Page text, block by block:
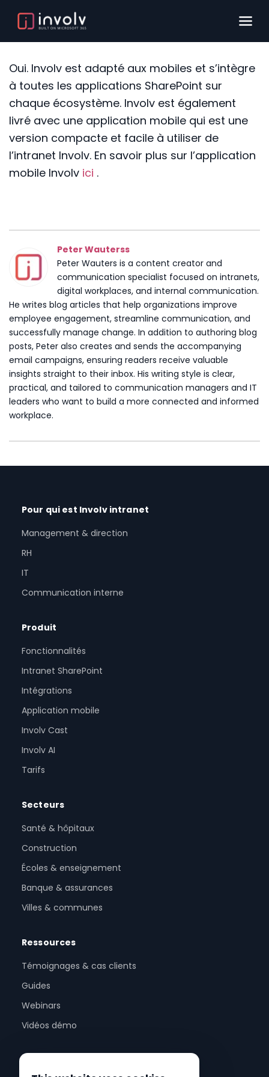
Oui. Involv est adapté aux mobiles et s’intègre
à toutes les applications SharePoint sur
chaque écosystème. Involv est également
livré avec une application mobile qui est une
version compacte et facile à utiliser de
l’intranet Involv. En savoir plus sur l’application
mobile Involv ici .
Peter Wauterss
Peter Wauters is a content creator and
communication specialist focused on intranets,
digital workplaces, and internal communication.
He writes blog articles that help organizations improve
employee engagement, streamline communication, and
successfully manage change. In addition to authoring blog
posts, Peter also creates and sends the accompanying
email campaigns, ensuring readers receive valuable
insights straight to their inbox. His writing style is clear,
practical, and tailored to communication managers and IT
leaders who want to build a more connected and informed
workplace.
Pour qui est Involv intranet
Management & direction
RH
IT
Communication interne
Produit
Fonctionnalités
Intranet SharePoint
Intégrations
Application mobile
Involv Cast
Involv AI
Tarifs
Secteurs
Santé & hôpitaux
Construction
Écoles & enseignement
Banque & assurances
Villes & communes
Ressources
Témoignages & cas clients
Guides
Webinars
Vidéos démo